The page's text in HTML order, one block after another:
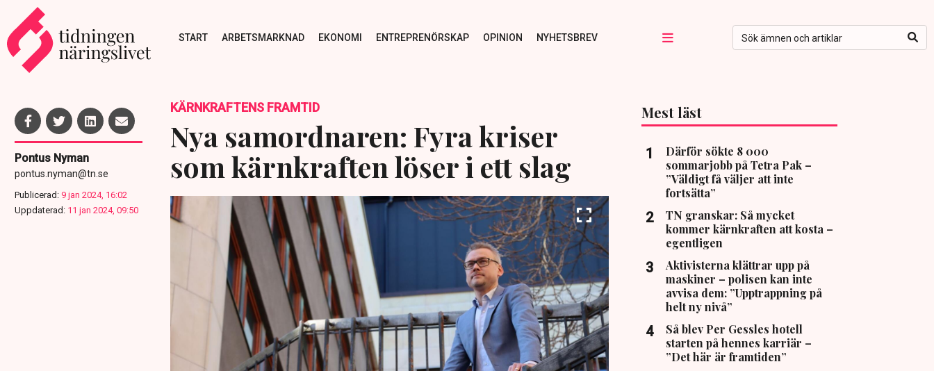
START ARBETSMARKNAD EKONOMI ENTREPRENÖRSKAP OPINION NYHETSBREV
Pontus Nyman
pontus.nyman@tn.se
Publicerad: 9 jan 2024, 16:02
Uppdaterad: 11 jan 2024, 09:50
KÄRNKRAFTENS FRAMTID
Nya samordnaren: Fyra kriser
som kärnkraften löser i ett slag
Mest läst
Därför sökte 8 000
sommarjobb på Tetra Pak –
”Väldigt få väljer att inte
fortsätta”
TN granskar: Så mycket
kommer kärnkraften att kosta –
egentligen
Aktivisterna klättrar upp på
maskiner – polisen kan inte
avvisa dem: ”Upptrappning på
helt ny nivå”
Så blev Per Gessles hotell
starten på hennes karriär –
”Det här är framtiden”